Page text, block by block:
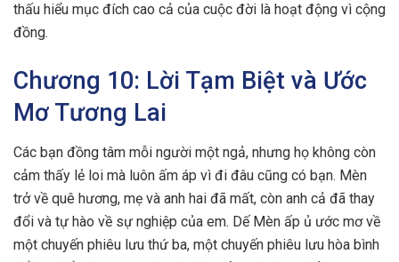
thấu hiểu mục đích cao cả của cuộc đời là hoạt động vì cộng
đồng.
Chương 10: Lời Tạm Biệt và Ước
Mơ Tương Lai
Các bạn đồng tâm mỗi người một ngả, nhưng họ không còn
cảm thấy lẻ loi mà luôn ấm áp vì đi đâu cũng có bạn. Mèn
trở về quê hương, mẹ và anh hai đã mất, còn anh cả đã thay
đổi và tự hào về sự nghiệp của em. Dế Mèn ấp ủ ước mơ về
một chuyến phiêu lưu thứ ba, một chuyến phiêu lưu hòa bình